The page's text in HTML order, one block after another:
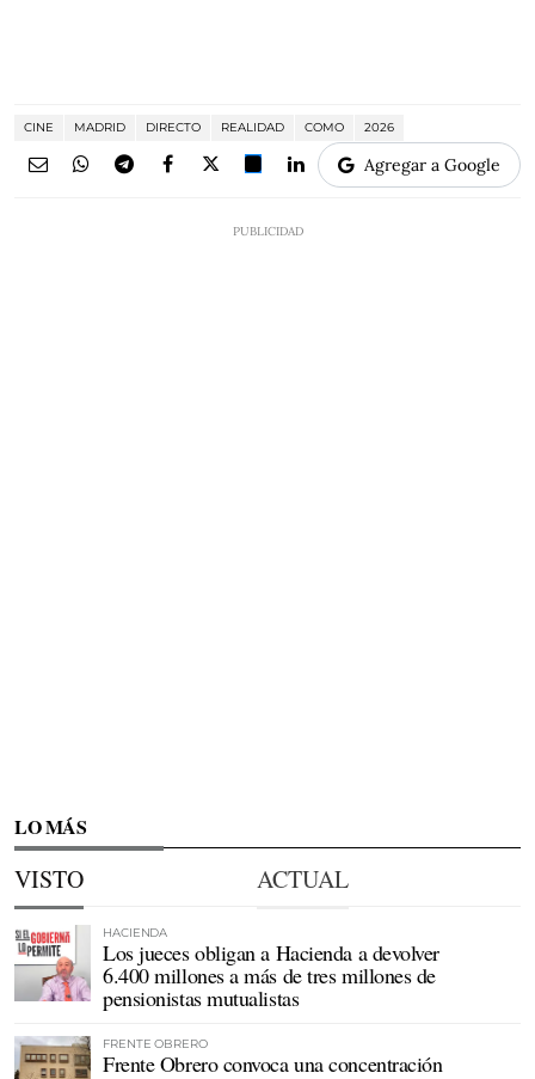
CINE MADRID DIRECTO REALIDAD COMO 2026
Agregar a Google
LO MÁS
VISTO ACTUAL
HACIENDA
Los jueces obligan a Hacienda a devolver
6.400 millones a más de tres millones de
pensionistas mutualistas
FRENTE OBRERO
Frente Obrero convoca una concentración